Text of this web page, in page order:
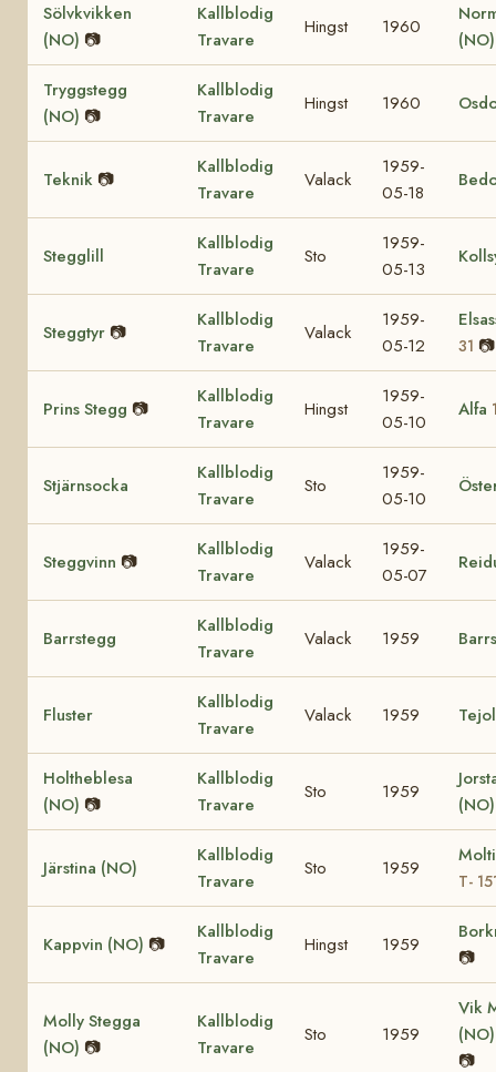
Sölvkvikken
(NO) 📷
Kallblodig
Travare
Hingst 1960
Tryggstegg
(NO) 📷
Kallblodig
Travare
Hingst 1960
Teknik 📷
Kallblodig
Travare
Valack
1959-
05-18
Stegglill
Kallblodig
Travare
Sto
1959-
05-13
Steggtyr 📷
Kallblodig
Travare
Valack
1959-
05-12
31 📷
Prins Stegg 📷
Kallblodig
Travare
Hingst
1959-
05-10
Alfa
Stjärnsocka
Kallblodig
Travare
Sto
1959-
05-10
Steggvinn 📷
Kallblodig
Travare
Valack
1959-
05-07
Barrstegg
Kallblodig
Travare
Valack 1959
Fluster
Kallblodig
Travare
Valack 1959
Holtheblesa
(NO) 📷
Kallblodig
Travare
Sto 1959
(NO)
Järstina (NO)
Kallblodig
Travare
Sto 1959
T-
Kappvin (NO) 📷
Kallblodig
Travare
Hingst 1959
📷
Molly Stegga
(NO) 📷
Kallblodig
Travare
Sto 1959
Vik
📷